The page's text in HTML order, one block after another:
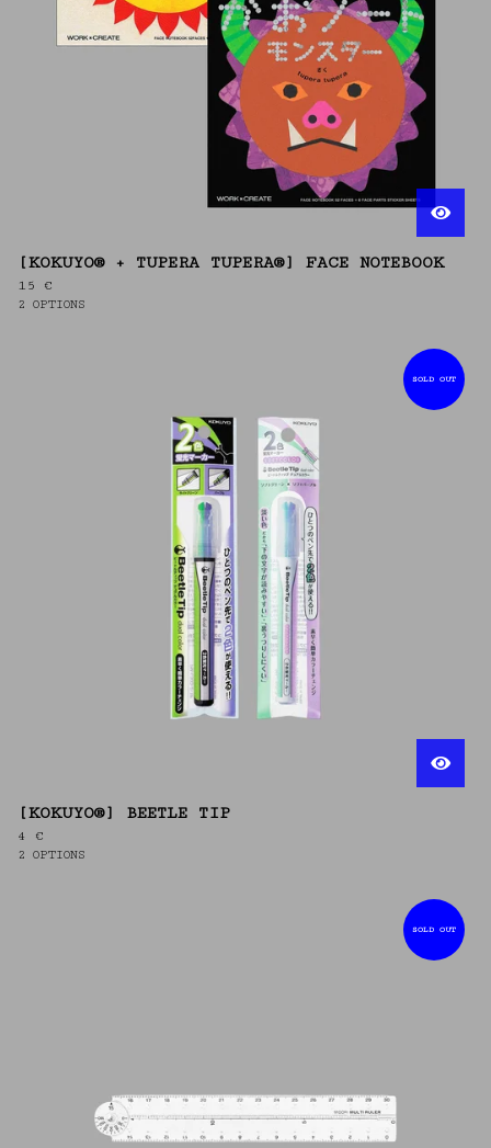
[KOKUYO® + TUPERA TUPERA®] FACE NOTEBOOK
15 €
2 OPTIONS
SOLD OUT
[KOKUYO®] BEETLE TIP
4 €
2 OPTIONS
SOLD OUT